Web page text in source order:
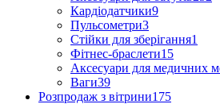
Кардіодатчики9
Пульсометри3
Стійки для зберігання1
Фітнес-браслети15
Аксесуари для медичних
Ваги39
Розпродаж з вітрини175